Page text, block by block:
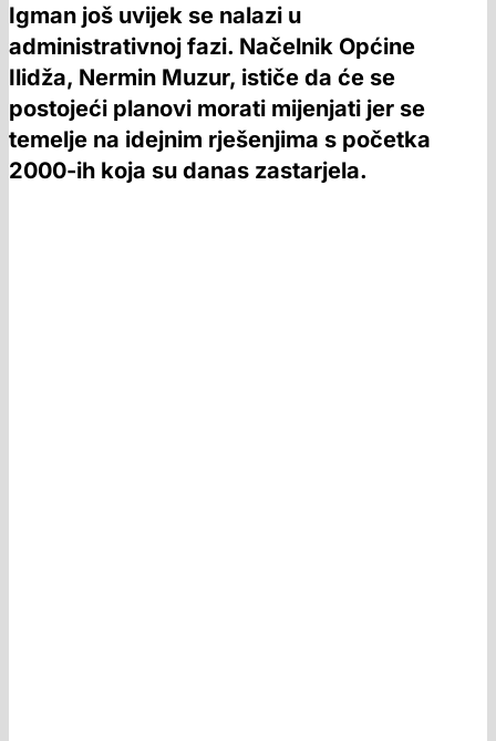
Igman još uvijek se nalazi u
administrativnoj fazi. Načelnik Općine
Ilidža, Nermin Muzur, ističe da će se
postojeći planovi morati mijenjati jer se
temelje na idejnim rješenjima s početka
2000-ih koja su danas zastarjela.